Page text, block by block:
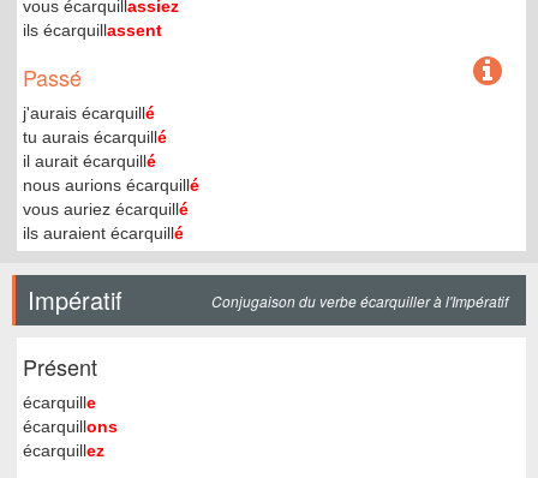
vous écarquillassiez
ils écarquillassent
Passé
j'aurais écarquillé
tu aurais écarquillé
il aurait écarquillé
nous aurions écarquillé
vous auriez écarquillé
ils auraient écarquillé
Impératif Conjugaison du verbe écarquiller à l'Impératif
Présent
écarquille
écarquillons
écarquillez